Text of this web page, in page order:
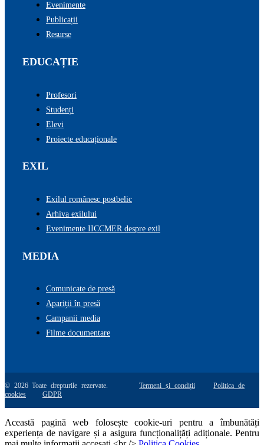
Evenimente
Publicații
Resurse
EDUCAȚIE
Profesori
Studenți
Elevi
Proiecte educaționale
EXIL
Exilul românesc postbelic
Arhiva exilului
Evenimente IICCMER despre exil
MEDIA
Comunicate de presă
Apariții în presă
Campanii media
Filme documentare
© 2026 Toate drepturile rezervate.Termeni și condiții
Politica de
cookies
GDPR
Această pagină web folosește cookie-uri pentru a îmbunătăți
experiența de navigare și a asigura funcționalițăți adiționale. Pentru